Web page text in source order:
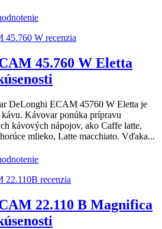
45.760 W Eletta
DeLonghi ECAM 45760 W Eletta je
Kávovar ponúka prípravu
kávových nápojov, ako Caffe latte,
mlieko, Latte macchiato. Vďaka...
22.110 B Magnifica